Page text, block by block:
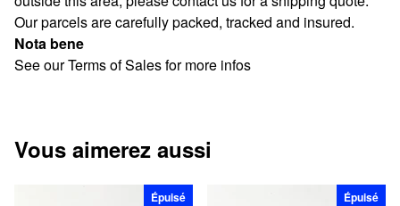
Our parcels are carefully packed, tracked and insured.
Nota bene
See our Terms of Sales for more infos
Vous aimerez aussi
Épuisé Épuisé